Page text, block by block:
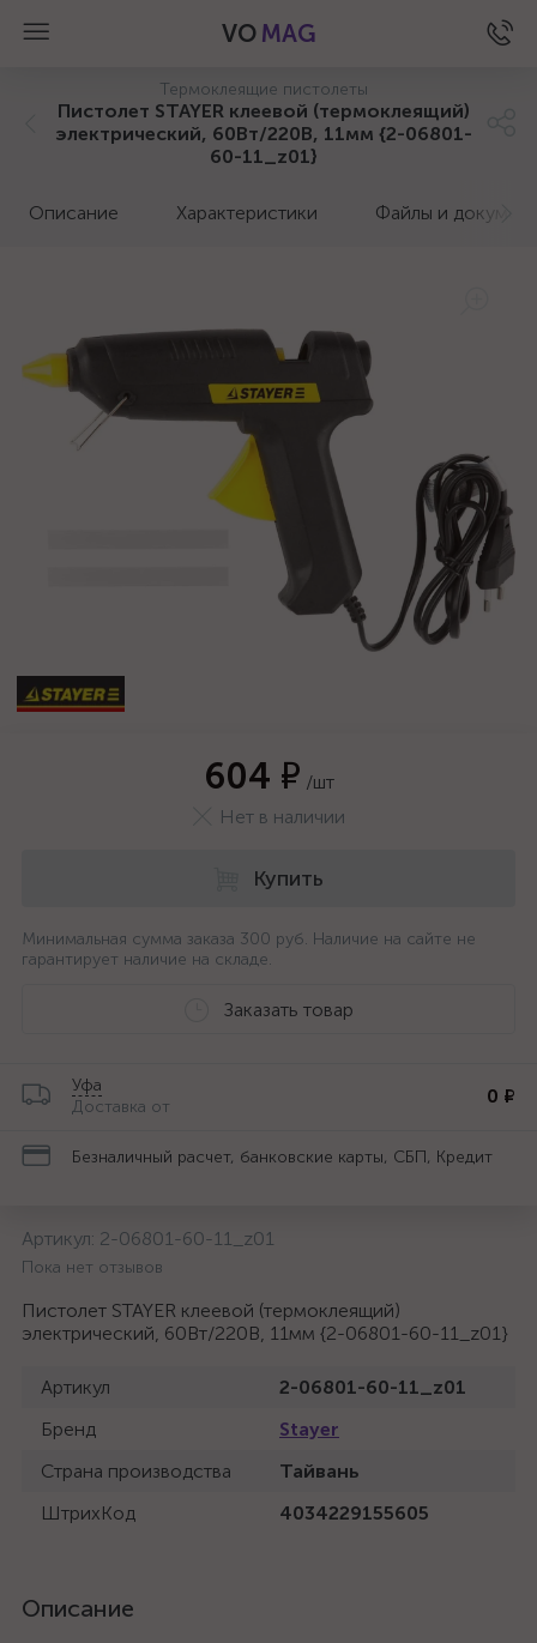
VO MAG
Термоклеящие пистолеты
Пистолет STAYER клеевой (термоклеящий)
электрический, 60Вт/220В, 11мм {2-06801-
60-11_z01}
Описание Характеристики Файлы и
604 ₽ /шт
Нет в наличии
Купить
Минимальная сумма заказа 300 руб. Наличие на сайте не
гарантирует наличие на складе.
Заказать товар
Уфа
Доставка от
0 ₽
Безналичный расчет, банковские карты, СБП, Кредит
Артикул: 2-06801-60-11_z01
Пока нет отзывов
Пистолет STAYER клеевой (термоклеящий)
электрический, 60Вт/220В, 11мм {2-06801-60-11_z01}
Артикул
2-06801-60-11_z01
Бренд
Stayer
Страна производства
Тайвань
ШтрихКод
4034229155605
Описание